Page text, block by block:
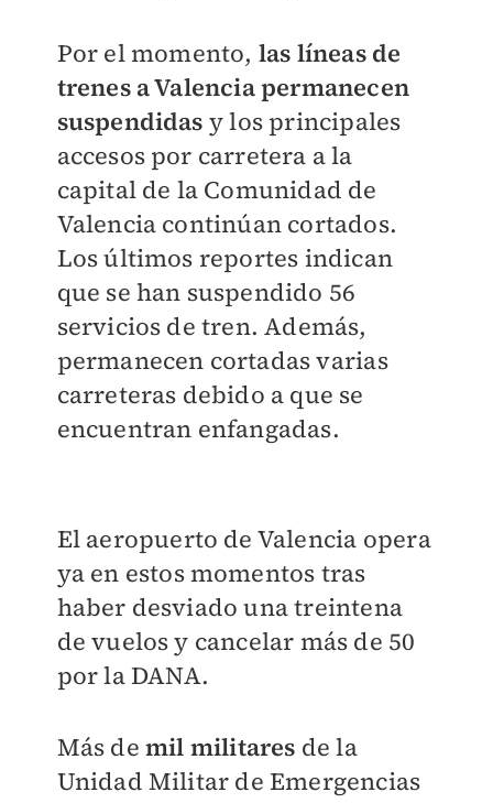
Por el momento, las líneas de
trenes a Valencia permanecen
suspendidas y los principales
accesos por carretera a la
capital de la Comunidad de
Valencia continúan cortados.
Los últimos reportes indican
que se han suspendido 56
servicios de tren. Además,
permanecen cortadas varias
carreteras debido a que se
encuentran enfangadas.
El aeropuerto de Valencia opera
ya en estos momentos tras
haber desviado una treintena
de vuelos y cancelar más de 50
por la DANA.
Más de mil militares de la
Unidad Militar de Emergencias